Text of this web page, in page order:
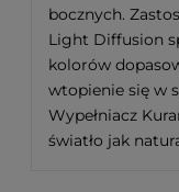
bocznych.
Light Diffusion
kolorów
wtopienie się w
Wypełniacz
światło jak